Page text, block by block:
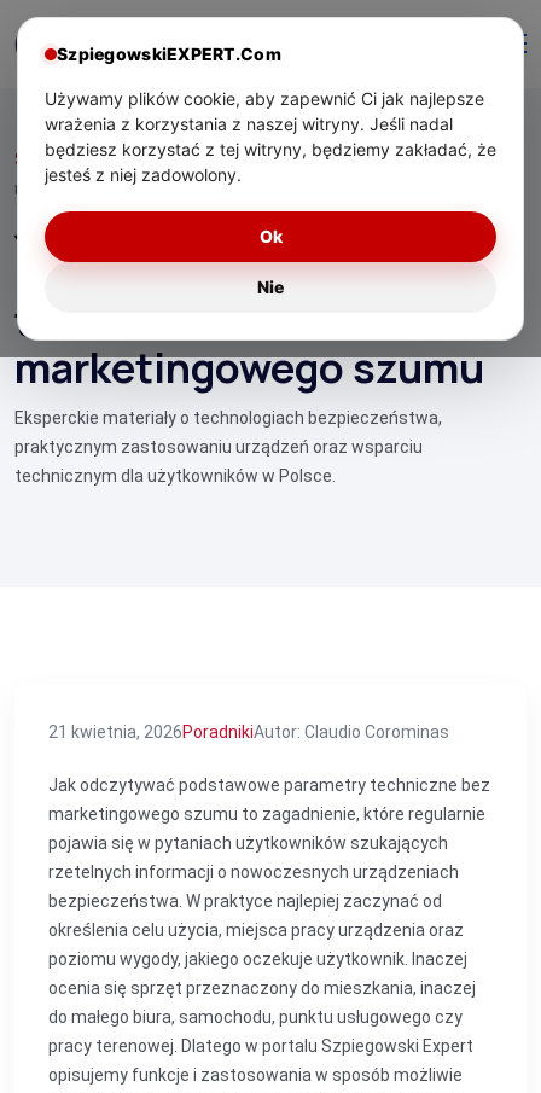
Start/ Jak odczytywać podstawowe parametry techniczne bez
marketingowego szumu
Jak odczytywać
podstawowe parametry
techniczne bez
marketingowego szumu
Eksperckie materiały o technologiach bezpieczeństwa,
praktycznym zastosowaniu urządzeń oraz wsparciu
technicznym dla użytkowników w Polsce.
21 kwietnia, 2026PoradnikiAutor: Claudio Corominas
Jak odczytywać podstawowe parametry techniczne bez
marketingowego szumu to zagadnienie, które regularnie
pojawia się w pytaniach użytkowników szukających
rzetelnych informacji o nowoczesnych urządzeniach
bezpieczeństwa. W praktyce najlepiej zaczynać od
określenia celu użycia, miejsca pracy urządzenia oraz
poziomu wygody, jakiego oczekuje użytkownik. Inaczej
ocenia się sprzęt przeznaczony do mieszkania, inaczej
do małego biura, samochodu, punktu usługowego czy
pracy terenowej. Dlatego w portalu Szpiegowski Expert
opisujemy funkcje i zastosowania w sposób możliwie
SzpiegowskiEXPERT.Com
Używamy plików cookie, aby zapewnić Ci jak najlepsze
wrażenia z korzystania z naszej witryny. Jeśli nadal
będziesz korzystać z tej witryny, będziemy zakładać, że
jesteś z niej zadowolony.
Nie
Ok